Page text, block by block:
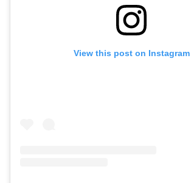
View this post on Instagram